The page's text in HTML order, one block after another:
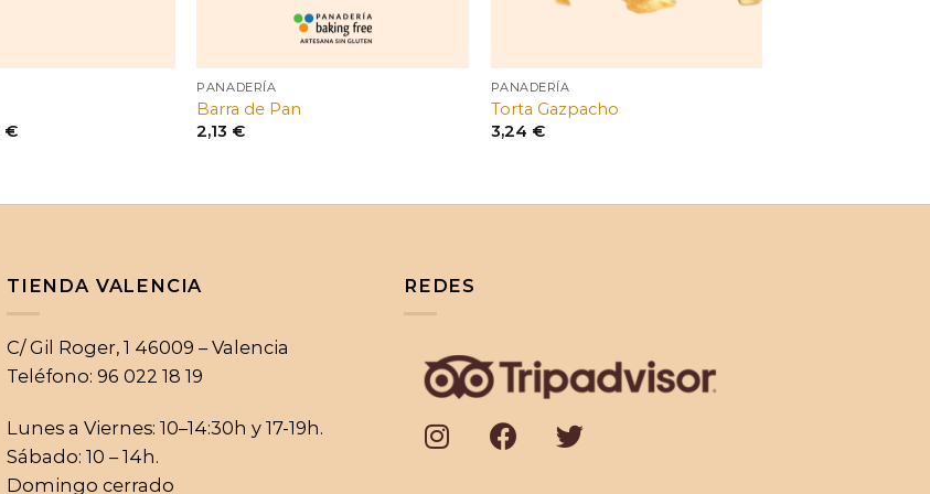
€Rango
hasta
PANADERÍA
Barra de Pan
2,13 €
PANADERÍA
Torta Gazpacho
3,24 €
TIENDA VALENCIA
C/ Gil Roger, 1 46009 – Valencia
Teléfono: 96 022 18 19
Lunes a Viernes: 10–14:30h y 17-19h.
Sábado: 10 – 14h.
Domingo cerrado
REDES